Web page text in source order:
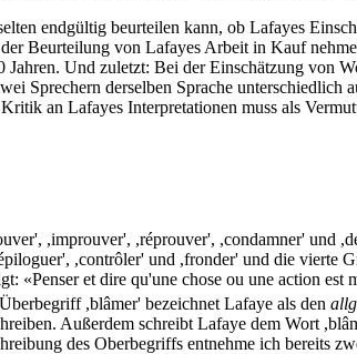
endgültig beurteilen kann, ob Lafayes
Beurteilung von Lafayes Arbeit in Kauf
Und zuletzt: Bei der Einschätzung von
Sprechern derselben Sprache unterschiedlich
an Lafayes Interpretationen muss als
,improuver', ,réprouver', ,condamner' und
,contrôler' und ,fronder' und die vierte
et dire qu'une chose ou une action est
,blâmer' bezeichnet Lafaye als den
Außerdem schreibt Lafaye dem Wort
des Oberbegriffs entnehme ich bereits